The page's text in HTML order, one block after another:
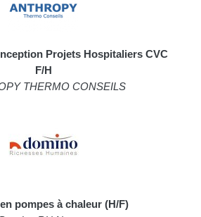
Projets Hospitaliers CVC
F/H
THERMO CONSEILS
pompes à chaleur (H/F)